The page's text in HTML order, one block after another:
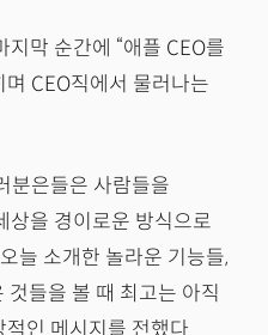
막 순간에 “애플 CEO를
CEO직에서 물러나는
분은들은 사람들을
상을 경이로운 방식으로
늘 소개한 놀라운 기능들,
들을 볼 때 최고는 아직
인 메시지를 전했다.